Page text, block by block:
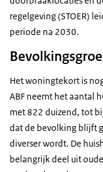
regelgeving (STOER)
periode na 2030.
Het woningtekort is
ABF neemt het aantal
met 822 duizend, tot
dat de bevolking blijft
diverser wordt. De
belangrijk deel uit